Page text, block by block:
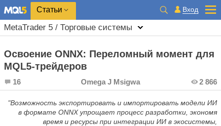
Статьи Вход
MetaTrader 5 / Торговые системы
Освоение ONNX: Переломный момент для
MQL5-трейдеров
16 Omega J Msigwa 2 866
"Возможность экспортировать и импортировать модели ИИ
в формате ONNX упрощает процесс разработки, экономя
время и ресурсы при интеграции ИИ в экосистемы,